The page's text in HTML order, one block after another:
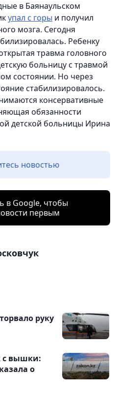
в Баянаульском
упал с горы и получил
мозга. Сегодня
Ребенку
травма головного
больницу с травмой
состоянии. Но через
стабилизировалось.
консервативные
обязанности
детской больницы Ирина
новостью
в Google, чтобы
первым
руку
с вышки:
о